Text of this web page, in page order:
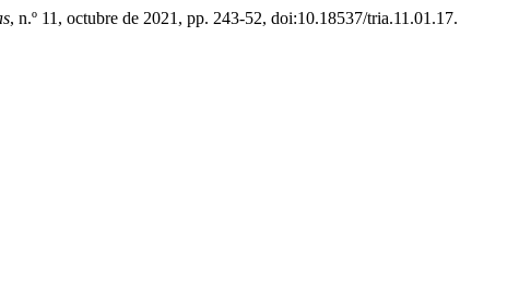
, n.º 11, octubre de 2021, pp. 243-52, doi:10.18537/tria.11.01.17.